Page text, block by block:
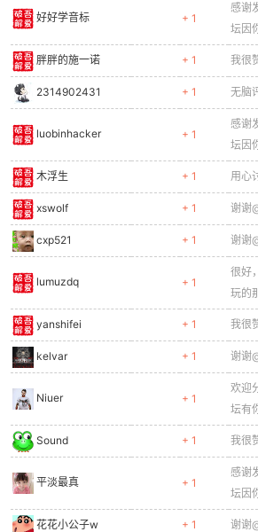
52
po
好好学音标 + 1
感谢
坛因
胖胖的施一诺 + 1 我很
2314902431 + 1 无脑
luobinhacker + 1
感谢
坛因
木浮生 + 1 用心
xswolf + 1 谢谢
cxp521 + 1 谢谢
lumuzdq + 1
很好
玩的
yanshifei + 1 我很
kelvar + 1 谢谢
Niuer + 1
欢迎
坛有
Sound + 1 我很
平淡最真 + 1
感谢
坛因
花花小公子w + 1 谢谢